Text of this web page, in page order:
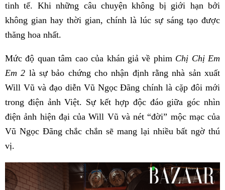
tinh tế. Khi những câu chuyện không bị giới hạn bởi
không gian hay thời gian, chính là lúc sự sáng tạo được
thăng hoa nhất.
Mức độ quan tâm cao của khán giả về phim Chị Chị Em
Em 2 là sự bảo chứng cho nhận định rằng nhà sản xuất
Will Vũ và đạo diễn Vũ Ngọc Đãng chính là cặp đôi mới
trong điện ảnh Việt. Sự kết hợp độc đáo giữa góc nhìn
điện ảnh hiện đại của Will Vũ và nét “đời” mộc mạc của
Vũ Ngọc Đãng chắc chắn sẽ mang lại nhiều bất ngờ thú
vị.